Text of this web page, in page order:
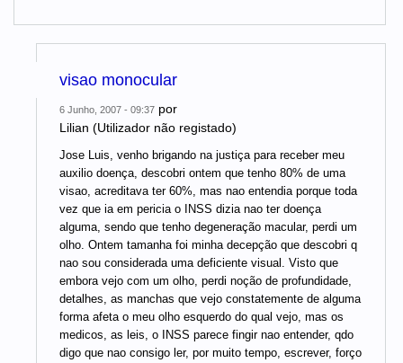
visao monocular
6 Junho, 2007 - 09:37 por
Lilian (Utilizador não registado)
Jose Luis, venho brigando na justiça para receber meu
auxilio doença, descobri ontem que tenho 80% de uma
visao, acreditava ter 60%, mas nao entendia porque toda
vez que ia em pericia o INSS dizia nao ter doença
alguma, sendo que tenho degeneração macular, perdi um
olho. Ontem tamanha foi minha decepção que descobri q
nao sou considerada uma deficiente visual. Visto que
embora vejo com um olho, perdi noção de profundidade,
detalhes, as manchas que vejo constatemente de alguma
forma afeta o meu olho esquerdo do qual vejo, mas os
medicos, as leis, o INSS parece fingir nao entender, qdo
digo que nao consigo ler, por muito tempo, escrever, forço